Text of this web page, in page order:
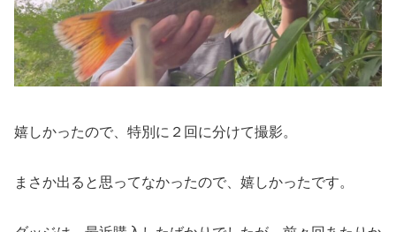
嬉しかったので、特別に２回に分けて撮影。
まさか出ると思ってなかったので、嬉しかったです。